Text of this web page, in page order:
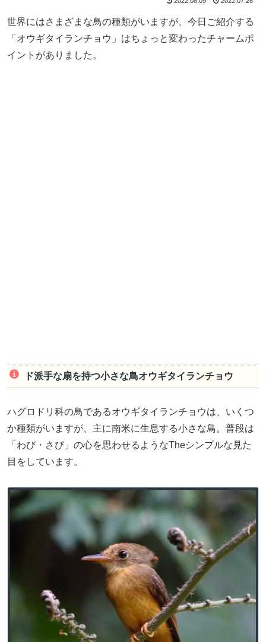
世界にはさまざまな鳥の種類がいますが、今日ご紹介する
「オウギタイランチョウ」はちょっと変わったチャームポ
イントがありました。
ド派手な扇を持つ小さな鳥オウギタイランチョウ
ハグロドリ科の鳥であるオウギタイランチョウは、いくつ
か種類がいますが、主に南米に生息する小さな鳥。普段は
「わび・さび」の心を思わせるようなTheシンプルな見た
目をしています。